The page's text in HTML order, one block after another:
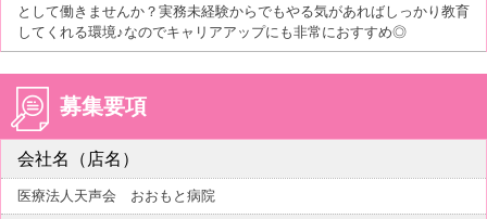
として働きませんか？実務未経験からでもやる気があればしっかり教育
してくれる環境♪なのでキャリアアップにも非常におすすめ◎
募集要項
会社名（店名）
医療法人天声会 おおもと病院